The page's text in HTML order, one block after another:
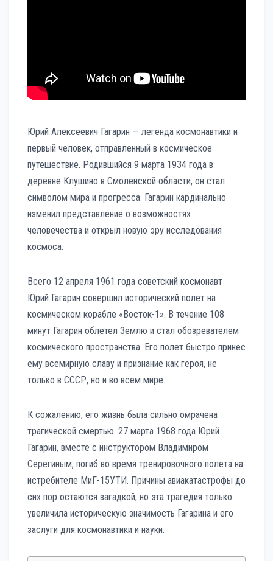
Юрий Алексеевич Гагарин — легенда космонавтики и
первый человек, отправленный в космическое
путешествие. Родившийся 9 марта 1934 года в
деревне Клушино в Смоленской области, он стал
символом мира и прогресса. Гагарин кардинально
изменил представление о возможностях
человечества и открыл новую эру исследования
космоса.
Всего 12 апреля 1961 года советский космонавт
Юрий Гагарин совершил исторический полет на
космическом корабле «Восток-1». В течение 108
минут Гагарин облетел Землю и стал обозревателем
космического пространства. Его полет быстро принес
ему всемирную славу и признание как героя, не
только в СССР, но и во всем мире.
К сожалению, его жизнь была сильно омрачена
трагической смертью. 27 марта 1968 года Юрий
Гагарин, вместе с инструктором Владимиром
Серегиным, погиб во время тренировочного полета на
истребителе МиГ-15УТИ. Причины авиакатастрофы до
сих пор остаются загадкой, но эта трагедия только
увеличила историческую значимость Гагарина и его
заслуги для космонавтики и науки.